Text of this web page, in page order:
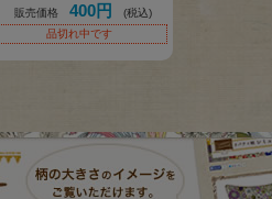
販売価格 400円
(税込)
品切れ中です